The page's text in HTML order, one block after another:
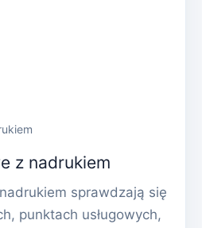
z nadrukiem
sprawdzają się
punktach usługowych,